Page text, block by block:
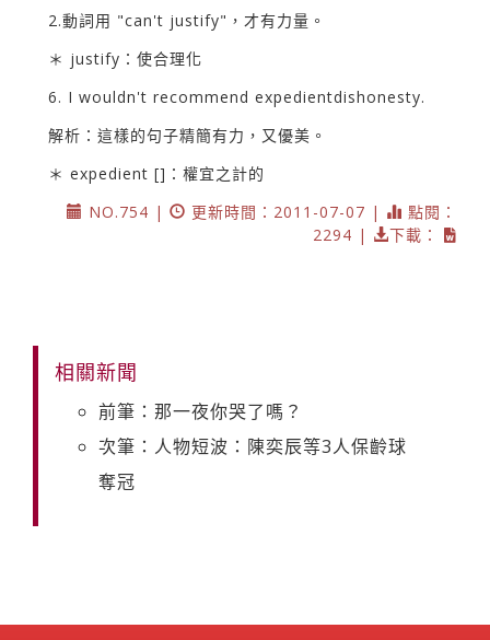
2.動詞用 "can't justify"，才有力量。
＊ justify：使合理化
6. I wouldn't recommend expedientdishonesty.
解析：這樣的句子精簡有力，又優美。
＊ expedient []：權宜之計的
NO.754 |
更新時間：2011-07-07 |
點閱：
2294 |
下載：
相關新聞
前筆：那一夜你哭了嗎？
次筆：人物短波：陳奕辰等3人保齡球
奪冠